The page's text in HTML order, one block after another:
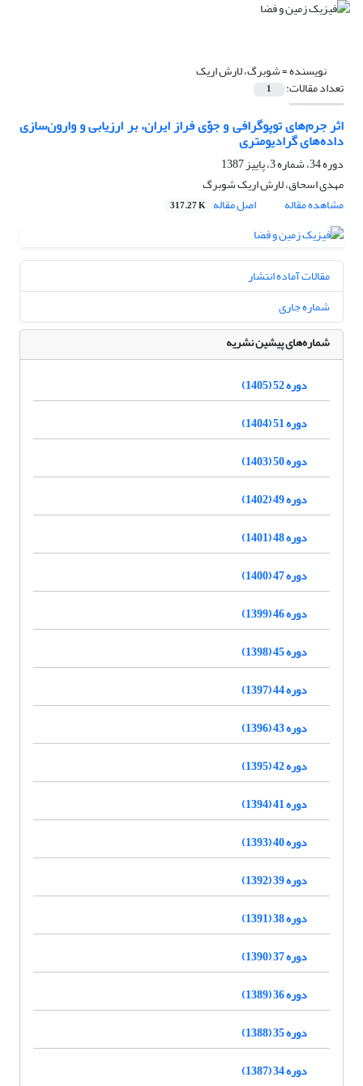
نویسنده =شوبرگ، لارش اریک
تعداد مقالات: 1
اثر جرم‌های توپوگرافی و جوّی فراز ایران، بر ارزیابی و وارون‌سازی
داده‌های گرادیومتری
دوره 34، شماره 3، پاییز 1387
مهدی اسحاق، لارش اریک شوبرگ
مشاهده مقاله
اصل مقاله 317.27 K
مقالات آماده انتشار
شماره جاری
شماره‌های پیشین نشریه
دوره 52 (1405)
دوره 51 (1404)
دوره 50 (1403)
دوره 49 (1402)
دوره 48 (1401)
دوره 47 (1400)
دوره 46 (1399)
دوره 45 (1398)
دوره 44 (1397)
دوره 43 (1396)
دوره 42 (1395)
دوره 41 (1394)
دوره 40 (1393)
دوره 39 (1392)
دوره 38 (1391)
دوره 37 (1390)
دوره 36 (1389)
دوره 35 (1388)
دوره 34 (1387)